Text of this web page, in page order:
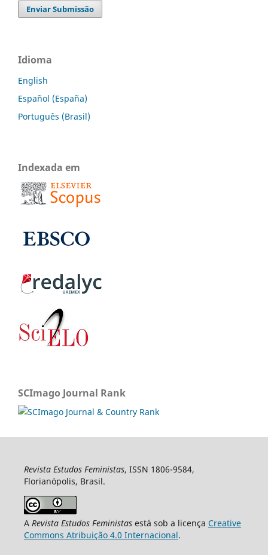
Enviar Submissão
Idioma
English
Español (España)
Português (Brasil)
Indexada em
SCImago Journal Rank
Revista Estudos Feministas, ISSN 1806-9584,
Florianópolis, Brasil.
A Revista Estudos Feministasestá sob a licença Creative
Commons Atribuição 4.0 Internacional.